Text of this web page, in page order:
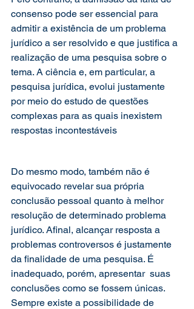
consenso pode ser essencial para
admitir a existência de um problema
jurídico a ser resolvido e que justifica a
realização de uma pesquisa sobre o
tema. A ciência e, em particular, a
pesquisa jurídica, evolui justamente
por meio do estudo de questões
complexas para as quais inexistem
respostas incontestáveis
Do mesmo modo, também não é
equivocado revelar sua própria
conclusão pessoal quanto à melhor
resolução de determinado problema
jurídico. Afinal, alcançar resposta a
problemas controversos é justamente
da finalidade de uma pesquisa. É
inadequado, porém, apresentar  suas
conclusões como se fossem únicas.
Sempre existe a possibilidade de